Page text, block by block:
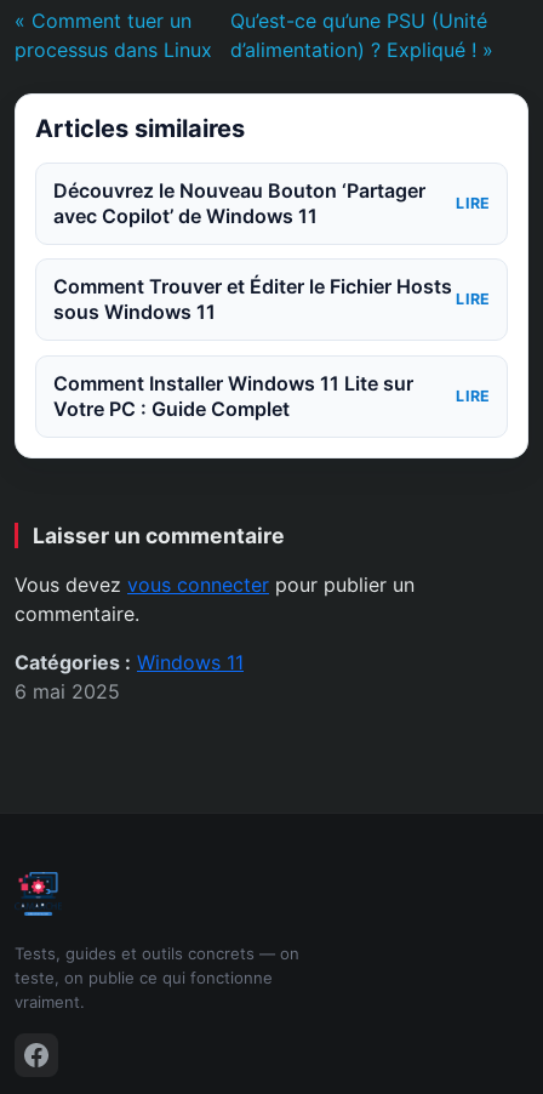
« Comment tuer un
processus dans Linux
Qu’est-ce qu’une PSU (Unité
d’alimentation) ? Expliqué ! »
Articles similaires
Découvrez le Nouveau Bouton ‘Partager
avec Copilot’ de Windows 11
LIRE
Comment Trouver et Éditer le Fichier Hosts
sous Windows 11
LIRE
Comment Installer Windows 11 Lite sur
Votre PC : Guide Complet
LIRE
Laisser un commentaire
Vous devez vous connecter pour publier un
commentaire.
Catégories : Windows 11
6 mai 2025
Tests, guides et outils concrets — on
teste, on publie ce qui fonctionne
vraiment.